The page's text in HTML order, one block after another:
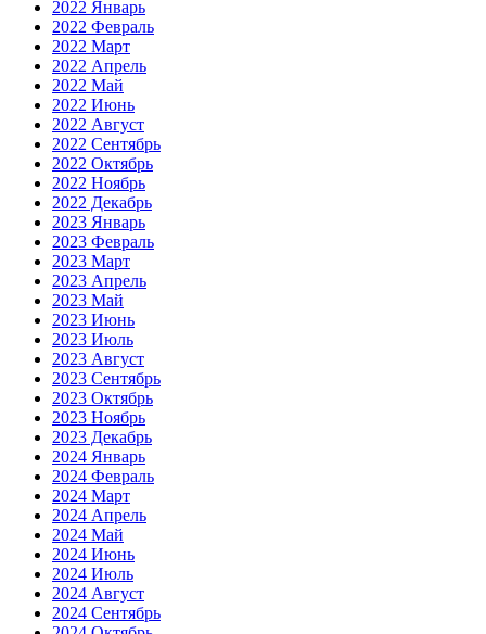
2022 Январь
2022 Февраль
2022 Март
2022 Апрель
2022 Май
2022 Июнь
2022 Август
2022 Сентябрь
2022 Октябрь
2022 Ноябрь
2022 Декабрь
2023 Январь
2023 Февраль
2023 Март
2023 Апрель
2023 Май
2023 Июнь
2023 Июль
2023 Август
2023 Сентябрь
2023 Октябрь
2023 Ноябрь
2023 Декабрь
2024 Январь
2024 Февраль
2024 Март
2024 Апрель
2024 Май
2024 Июнь
2024 Июль
2024 Август
2024 Сентябрь